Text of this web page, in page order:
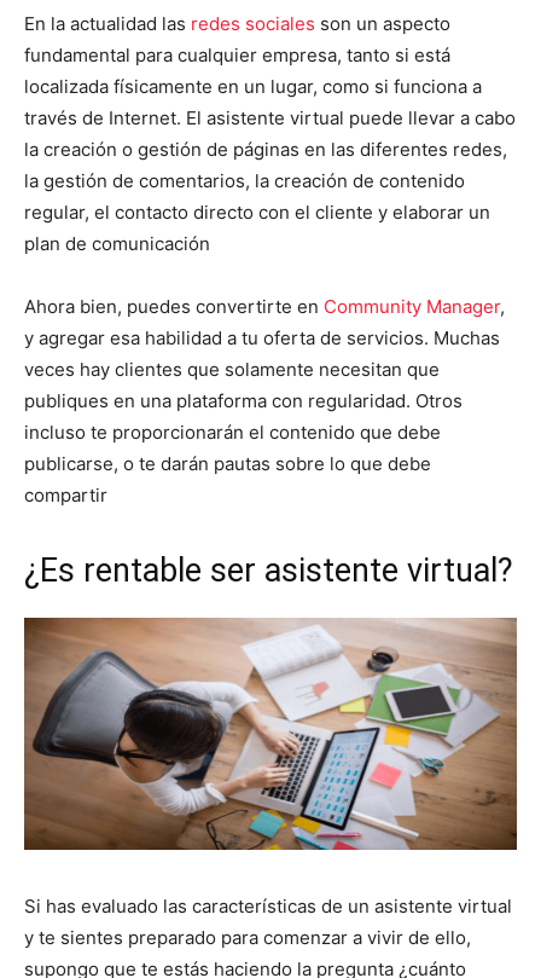
En la actualidad las redes sociales son un aspecto
fundamental para cualquier empresa, tanto si está
localizada físicamente en un lugar, como si funciona a
través de Internet. El asistente virtual puede llevar a cabo
la creación o gestión de páginas en las diferentes redes,
la gestión de comentarios, la creación de contenido
regular, el contacto directo con el cliente y elaborar un
plan de comunicación
Ahora bien, puedes convertirte en Community Manager,
y agregar esa habilidad a tu oferta de servicios. Muchas
veces hay clientes que solamente necesitan que
publiques en una plataforma con regularidad. Otros
incluso te proporcionarán el contenido que debe
publicarse, o te darán pautas sobre lo que debe
compartir
¿Es rentable ser asistente virtual?
Si has evaluado las características de un asistente virtual
y te sientes preparado para comenzar a vivir de ello,
supongo que te estás haciendo la pregunta ¿cuánto